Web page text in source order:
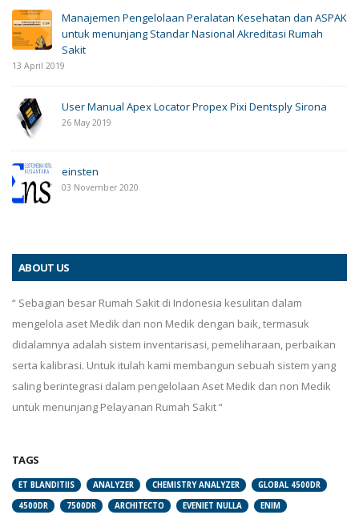
Manajemen Pengelolaan Peralatan Kesehatan dan ASPAK
untuk menunjang Standar Nasional Akreditasi Rumah
Sakit
13 April 2019
User Manual Apex Locator Propex Pixi Dentsply Sirona
26 May 2019
einsten
03 November 2020
ABOUT US
“ Sebagian besar Rumah Sakit di Indonesia kesulitan dalam
mengelola aset Medik dan non Medik dengan baik, termasuk
didalamnya adalah sistem inventarisasi, pemeliharaan, perbaikan
serta kalibrasi. Untuk itulah kami membangun sebuah sistem yang
saling berintegrasi dalam pengelolaan Aset Medik dan non Medik
untuk menunjang Pelayanan Rumah Sakit “
TAGS
ET BLANDITIIS ANALYZER CHEMISTRY ANALYZER
GLOBAL 4500DR
4500DR
7500DR ARCHITECTO EVENIET NULLA
ENIM